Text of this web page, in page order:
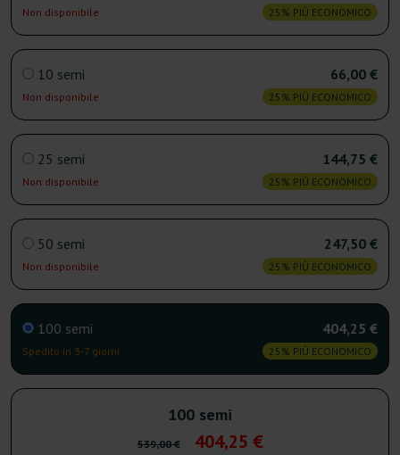
Non disponibile 25% PIÙ ECONOMICO
10 semi
Non disponibile
66,00 €
25% PIÙ ECONOMICO
25 semi
Non disponibile
144,75 €
25% PIÙ ECONOMICO
50 semi
Non disponibile
247,50 €
25% PIÙ ECONOMICO
100 semi
Spedito in 3-7 giorni
404,25 €
25% PIÙ ECONOMICO
100 semi
539,00 € 404,25 €